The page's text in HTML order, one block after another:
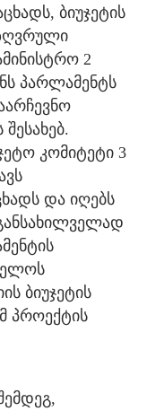
ბიუჯეტის
2
პარლამენტს
კომიტეტი 3
და იღებს
ბიუჯეტის
პროექტის